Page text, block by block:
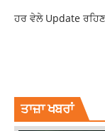
ਹਰ ਵੇਲੇ Update
ਤਾਜ਼ਾ ਖਬਰਾਂ